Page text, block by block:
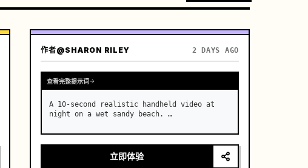
作者@SHARON RILEY 2 DAYS AGO
查看完整提示词
A 10-second realistic handheld video at
night on a wet sandy beach. …
立即体验